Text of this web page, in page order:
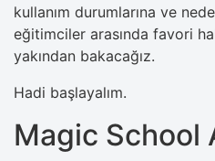
kullanım durumlarına ve
eğitimciler arasında favori
yakından bakacağız.
Hadi başlayalım.
Magic School